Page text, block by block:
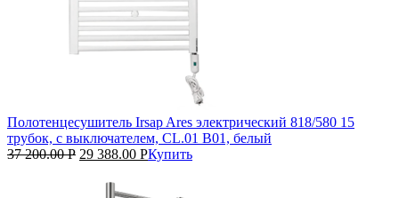
Полотенцесушитель Irsap Ares электрический 818/580 15
трубок, с выключателем, CL.01 B01, белый
37 200.00Р 29 388.00 РКупить